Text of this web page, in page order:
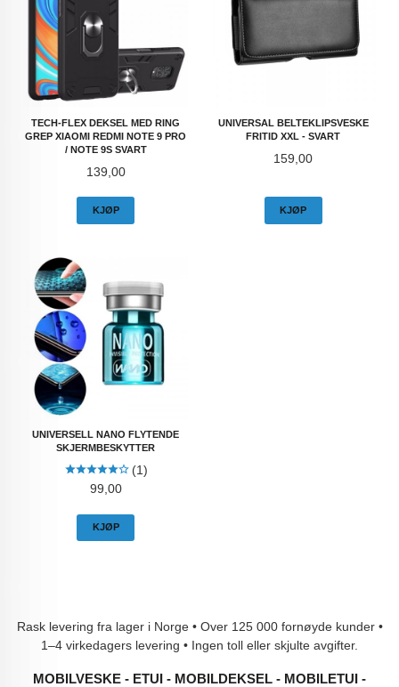
TECH-FLEX DEKSEL MED RING
GREP XIAOMI REDMI NOTE 9 PRO
/ NOTE 9S SVART
Pris
139,00
KJØP
UNIVERSAL BELTEKLIPSVESKE
FRITID XXL - SVART
Pris
159,00
KJØP
UNIVERSELL NANO FLYTENDE
SKJERMBESKYTTER
(1)
Pris
99,00
KJØP
Rask levering fra lager i Norge • Over 125 000 fornøyde kunder •
1–4 virkedagers levering • Ingen toll eller skjulte avgifter.
MOBILVESKE - ETUI - MOBILDEKSEL - MOBILETUI -